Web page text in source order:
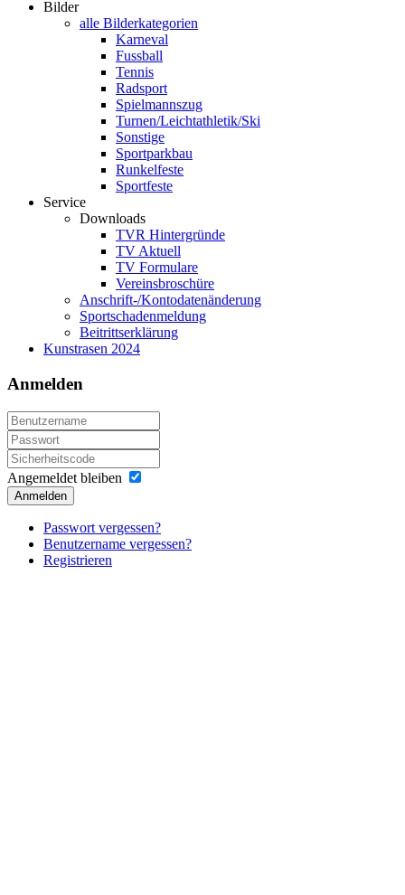
Bilder
alle Bilderkategorien
Karneval
Fussball
Tennis
Radsport
Spielmannszug
Turnen/Leichtathletik/Ski
Sonstige
Sportparkbau
Runkelfeste
Sportfeste
Service
Downloads
TVR Hintergründe
TV Aktuell
TV Formulare
Vereinsbroschüre
Anschrift-/Kontodatenänderung
Sportschadenmeldung
Beitrittserklärung
Kunstrasen 2024
Anmelden
Angemeldet bleiben
Anmelden
Passwort vergessen?
Benutzername vergessen?
Registrieren